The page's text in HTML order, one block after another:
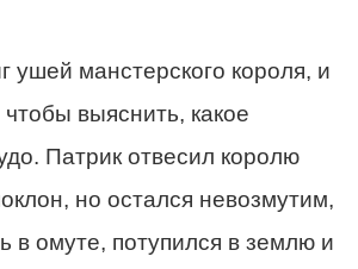
ушей манстерского короля, и
выяснить, какое
Патрик отвесил королю
но остался невозмутим,
в омуте, потупился в землю и